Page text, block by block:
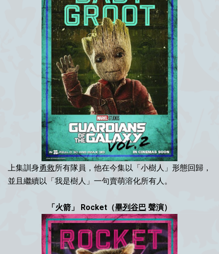
上集訓身勇救所有隊員，他在今集以「小樹人」形態回歸，
並且繼續以「我是樹人」一句賣萌溶化所有人。
「火箭」 Rocket（畢列谷巴 聲演）